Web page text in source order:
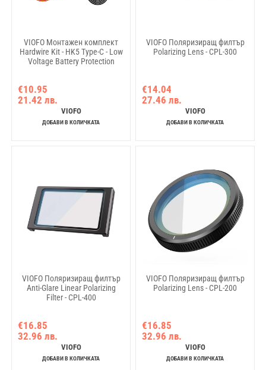
VIOFO Монтажен комплект
Hardwire Kit - HK5 Type-C - Low
Voltage Battery Protection
€10.95
21.42 лв.
VIOFO
ДОБАВИ В КОЛИЧКАТА
VIOFO Поляризиращ филтър
Polarizing Lens - CPL-300
€14.04
27.46 лв.
VIOFO
ДОБАВИ В КОЛИЧКАТА
VIOFO Поляризиращ филтър
Anti-Glare Linear Polarizing
Filter - CPL-400
€16.85
32.96 лв.
VIOFO
ДОБАВИ В КОЛИЧКАТА
VIOFO Поляризиращ филтър
Polarizing Lens - CPL-200
€16.85
32.96 лв.
VIOFO
ДОБАВИ В КОЛИЧКАТА